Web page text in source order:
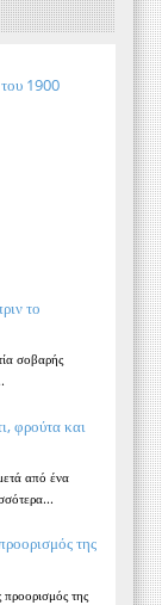
1900
το
σοβαρής
φρούτα και
από ένα
της
της